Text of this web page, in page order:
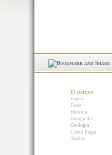
El parque
Fauna
Flora
Historia
Etnografía
Geología
Como llegar
Audios